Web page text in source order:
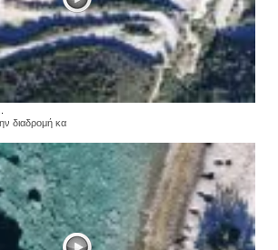
διαδρομή κα